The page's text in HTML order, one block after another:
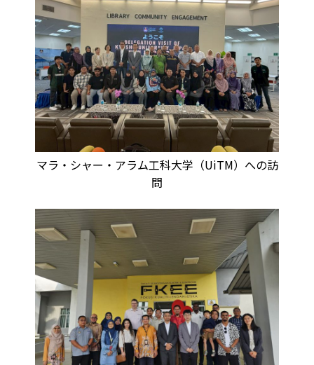
マラ・シャー・アラム工科大学（UiTM）への訪
問